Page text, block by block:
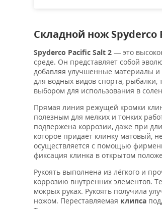
Складной нож Spyderco
Spyderco Pacific Salt 2 — это
среде. Он представляет собой
добавляя улучшенные материалы
для водных видов спорта, рыбалки,
выбором для использования в
Прямая линия режущей кромки
полезным для мелких и тонких
подвержена коррозии, даже при
которое придаёт клинку матовый,
осуществляется с помощью
фиксация клинка в открытом
Рукоять выполнена из лёгкого и
коррозию внутренних элементов.
мокрых руках. Рукоять получила
ножом. Переставляемая клипса